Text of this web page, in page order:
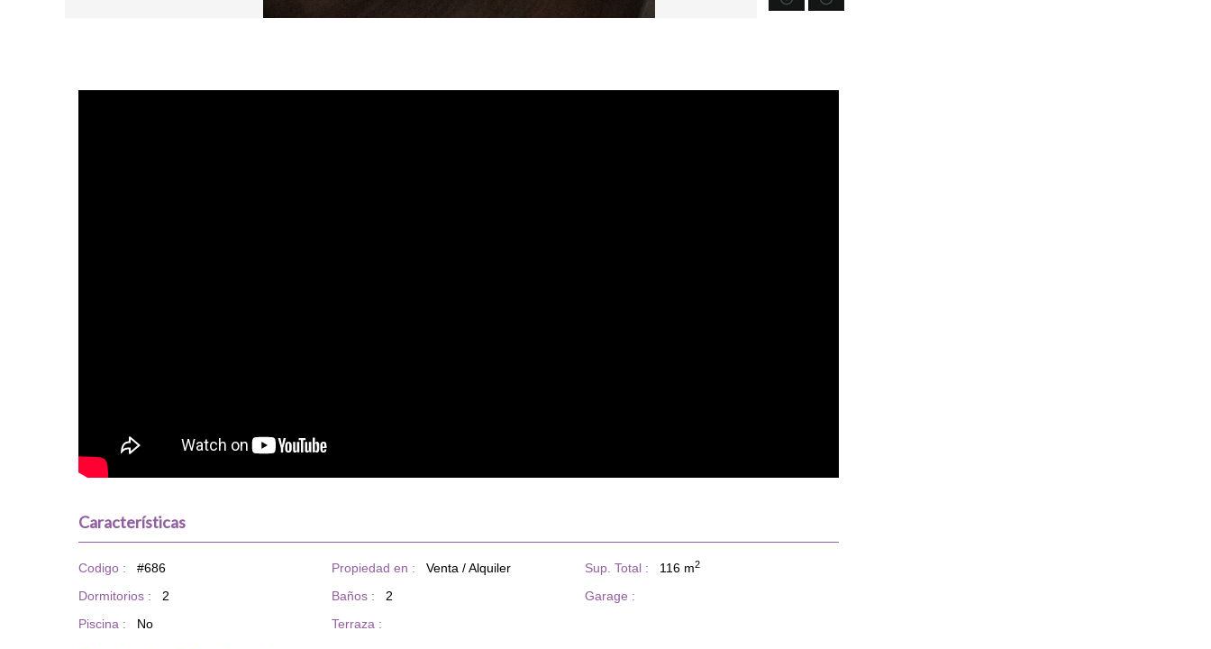
Características
Codigo : #686 Propiedad en : Venta / Alquiler Sup. Total : 116 m2
Dormitorios : 2 Baños : 2
Garage :
Piscina :
No Terraza :